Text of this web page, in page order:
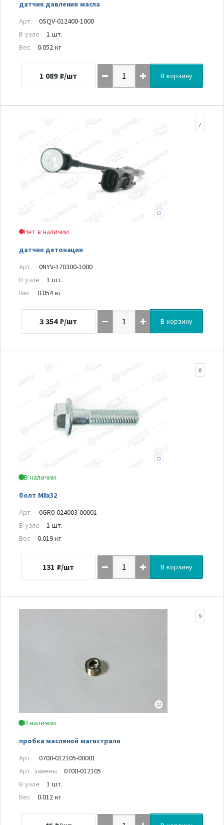
датчик давления масла
Арт.
0SQV-012400-1000
В узле
1 шт.
Вес
0.052 кг
1 089 ₽/шт В корзину
Нет в наличии
датчик детонации
7
Арт.
0NYV-170300-1000
В узле
1 шт.
Вес
0.054 кг
3 354 ₽/шт В корзину
В наличии
болт М8х32
8
Арт.
0GR0-024003-00001
В узле
1 шт.
Вес
0.019 кг
131 ₽/шт В корзину
В наличии
пробка масляной магистрали
9
Арт.
0700-012105-00001
Арт. замены
0700-012105
В узле
1 шт.
Вес
0.012 кг